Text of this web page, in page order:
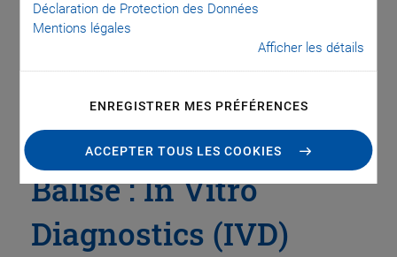
Déclaration de Protection des Données
Mentions légales
Afficher les détails
ENREGISTRER MES PRÉFÉRENCES
ACCEPTER TOUS LES COOKIES
Technology
Video
Balise : In Vitro
Diagnostics (IVD)